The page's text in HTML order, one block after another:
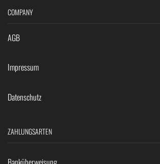
COMPANY
AGB
Impressum
Datenschutz
ZAHLUNGSARTEN